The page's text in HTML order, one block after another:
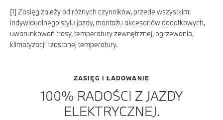
[1] Zasięg zależy od różnych czynników, przede wszystkim:
indywidualnego stylu jazdy, montażu akcesoriów dodatkowych,
uwarunkowań trasy, temperatury zewnętrznej, ogrzewania,
klimatyzacji i zastanej temperatury.
ZASIĘG I ŁADOWANIE
100% RADOŚCI Z JAZDY
ELEKTRYCZNEJ.